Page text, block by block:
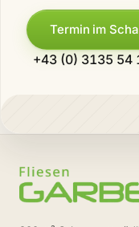
Termin im
+43 (0) 3135 54